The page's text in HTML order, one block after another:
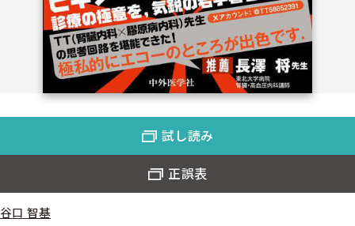
谷口 智基
試し読み
正誤表